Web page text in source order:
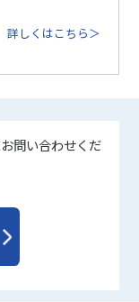
詳しくはこちら＞
問い合わせくだ